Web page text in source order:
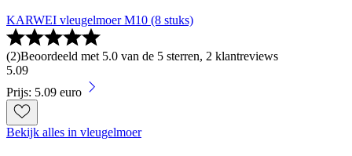
KARWEI vleugelmoer M10 (8 stuks)
(2)Beoordeeld met 5.0 van de 5 sterren, 2 klantreviews
5.09
Prijs: 5.09 euro
Bekijk alles in vleugelmoer